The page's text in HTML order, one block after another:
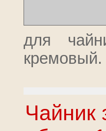
для
кремовый.
Чайник